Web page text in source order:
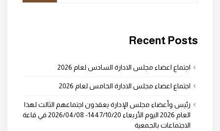
Recent Posts
اجتماع اعضاء مجلس الادارة السادس لعام 2026
اجتماع اعضاء مجلس الادارة الخامس لعام 2026
رئيس وأعضاء مجلس الإدارة يعقدون اجتماعهم الثالث لهذا
العام 2026 اليوم الأربعاء 1447/10/20- 2026/04/08 في قاعة
الاجتماعات بالجمعية